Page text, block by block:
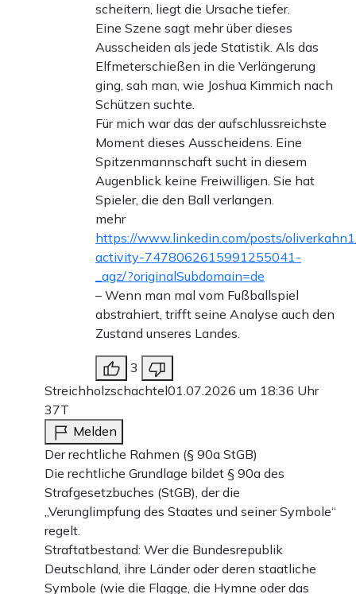
scheitern, liegt die Ursache tiefer.
Eine Szene sagt mehr über dieses
Ausscheiden als jede Statistik. Als das
Elfmeterschießen in die Verlängerung
ging, sah man, wie Joshua Kimmich nach
Schützen suchte.
Für mich war das der aufschlussreichste
Moment dieses Ausscheidens. Eine
Spitzenmannschaft sucht in diesem
Augenblick keine Freiwilligen. Sie hat
Spieler, die den Ball verlangen.
mehr
https://www.linkedin.com/posts/
activity-7478062615991255041-
_agz/?originalSubdomain=de
– Wenn man mal vom Fußballspiel
abstrahiert, trifft seine Analyse auch den
Zustand unseres Landes.
3
Streichholzschachtel01.07.2026 um 18:36 Uhr
37T
Melden
Der rechtliche Rahmen (§ 90a StGB)
Die rechtliche Grundlage bildet § 90a des
Strafgesetzbuches (StGB), der die
„Verunglimpfung des Staates und seiner Symbole“
regelt.
Straftatbestand: Wer die Bundesrepublik
Deutschland, ihre Länder oder deren staatliche
Symbole (wie die Flagge, die Hymne oder das